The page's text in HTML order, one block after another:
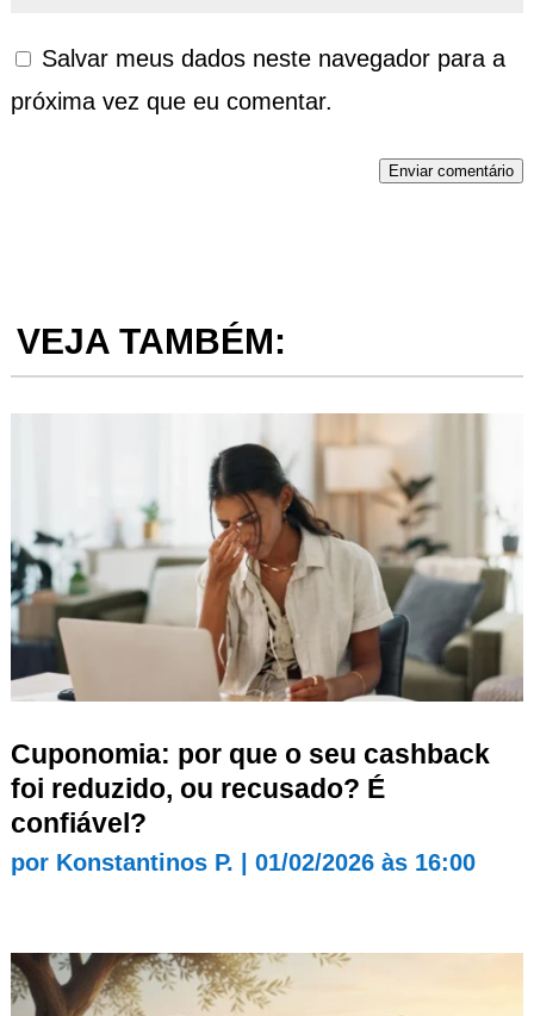
Salvar meus dados neste navegador para a
próxima vez que eu comentar.
Enviar comentário
VEJA TAMBÉM:
Cuponomia: por que o seu cashback
foi reduzido, ou recusado? É
confiável?
por Konstantinos P. | 01/02/2026 às 16:00